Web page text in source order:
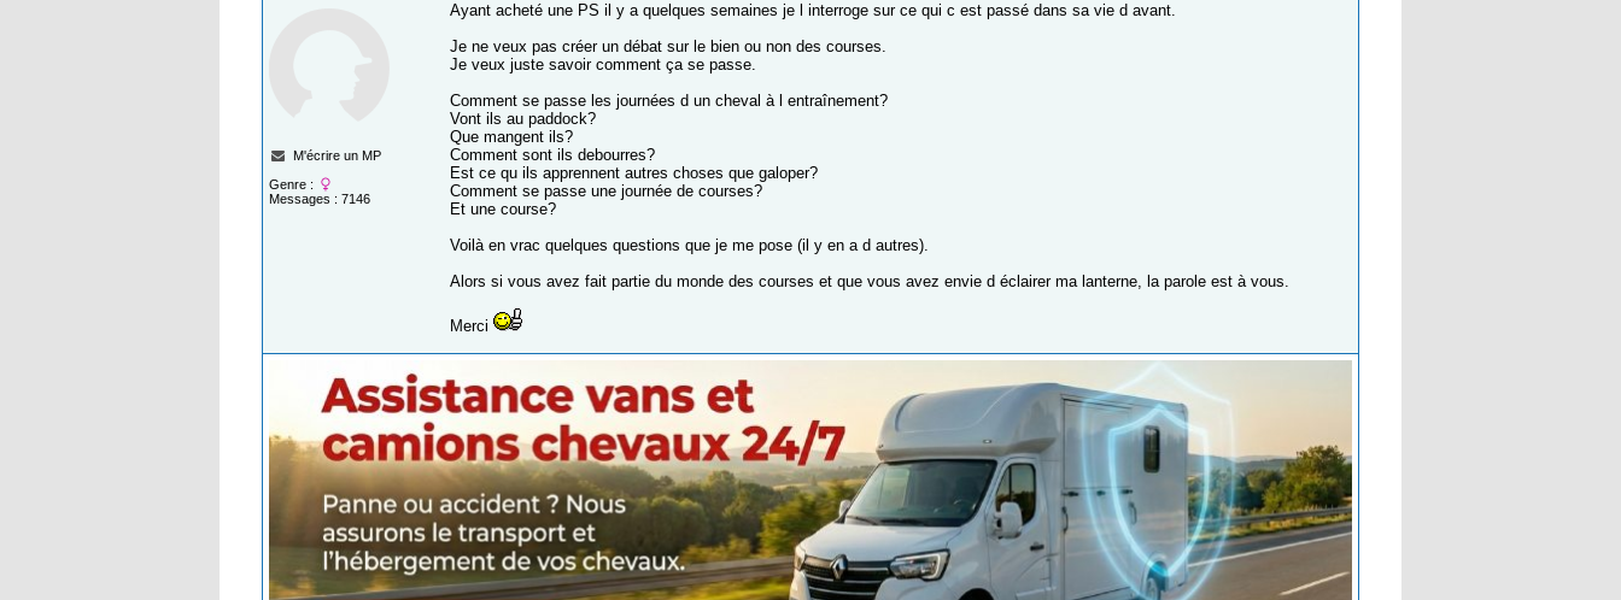
M'écrire un MP
Genre :
Messages : 7146
Ayant acheté une PS il y a quelques semaines je l interroge sur ce qui c est passé dans sa vie d avant.
Je ne veux pas créer un débat sur le bien ou non des courses.
Je veux juste savoir comment ça se passe.
Comment se passe les journées d un cheval à l entraînement?
Vont ils au paddock?
Que mangent ils?
Comment sont ils debourres?
Est ce qu ils apprennent autres choses que galoper?
Comment se passe une journée de courses?
Et une course?
Voilà en vrac quelques questions que je me pose (il y en a d autres).
Alors si vous avez fait partie du monde des courses et que vous avez envie d éclairer ma lanterne, la parole est à vous.
Merci